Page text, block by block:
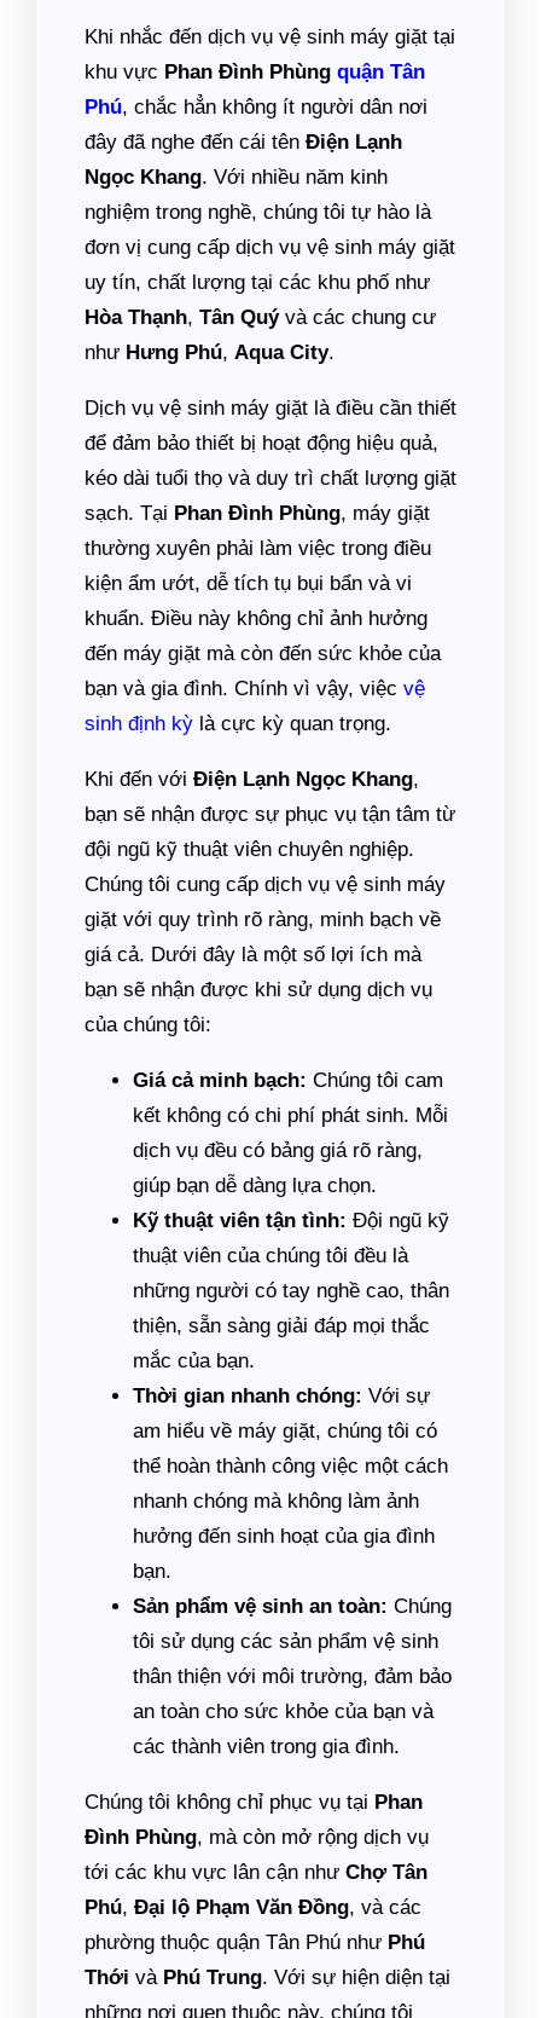
Khi nhắc đến dịch vụ vệ sinh máy giặt tại
khu vực Phan Đình Phùng quận Tân
Phú, chắc hẳn không ít người dân nơi
đây đã nghe đến cái tên Điện Lạnh
Ngọc Khang. Với nhiều năm kinh
nghiệm trong nghề, chúng tôi tự hào là
đơn vị cung cấp dịch vụ vệ sinh máy giặt
uy tín, chất lượng tại các khu phố như
Hòa Thạnh, Tân Quývà các chung cư
như Hưng Phú, Aqua City.
Dịch vụ vệ sinh máy giặt là điều cần thiết
để đảm bảo thiết bị hoạt động hiệu quả,
kéo dài tuổi thọ và duy trì chất lượng giặt
sạch. Tại Phan Đình Phùng, máy giặt
thường xuyên phải làm việc trong điều
kiện ẩm ướt, dễ tích tụ bụi bẩn và vi
khuẩn. Điều này không chỉ ảnh hưởng
đến máy giặt mà còn đến sức khỏe của
bạn và gia đình. Chính vì vậy, việc vệ
sinh định kỳ là cực kỳ quan trọng.
Khi đến với Điện Lạnh Ngọc Khang,
bạn sẽ nhận được sự phục vụ tận tâm từ
đội ngũ kỹ thuật viên chuyên nghiệp.
Chúng tôi cung cấp dịch vụ vệ sinh máy
giặt với quy trình rõ ràng, minh bạch về
giá cả. Dưới đây là một số lợi ích mà
bạn sẽ nhận được khi sử dụng dịch vụ
của chúng tôi:
Giá cả minh bạch: Chúng tôi cam
kết không có chi phí phát sinh. Mỗi
dịch vụ đều có bảng giá rõ ràng,
giúp bạn dễ dàng lựa chọn.
Kỹ thuật viên tận tình: Đội ngũ kỹ
thuật viên của chúng tôi đều là
những người có tay nghề cao, thân
thiện, sẵn sàng giải đáp mọi thắc
mắc của bạn.
Thời gian nhanh chóng: Với sự
am hiểu về máy giặt, chúng tôi có
thể hoàn thành công việc một cách
nhanh chóng mà không làm ảnh
hưởng đến sinh hoạt của gia đình
bạn.
Sản phẩm vệ sinh an toàn: Chúng
tôi sử dụng các sản phẩm vệ sinh
thân thiện với môi trường, đảm bảo
an toàn cho sức khỏe của bạn và
các thành viên trong gia đình.
Chúng tôi không chỉ phục vụ tại Phan
Đình Phùng, mà còn mở rộng dịch vụ
tới các khu vực lân cận như Chợ Tân
Phú, Đại lộ Phạm Văn Đồng, và các
phường thuộc quận Tân Phú như Phú
Thới và Phú Trung. Với sự hiện diện tại
những nơi quen thuộc này, chúng tôi